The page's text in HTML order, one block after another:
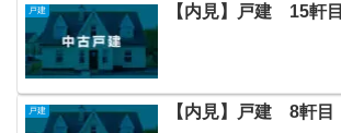
戸建 【内見】戸建 15軒目
戸建 【内見】戸建 8軒目